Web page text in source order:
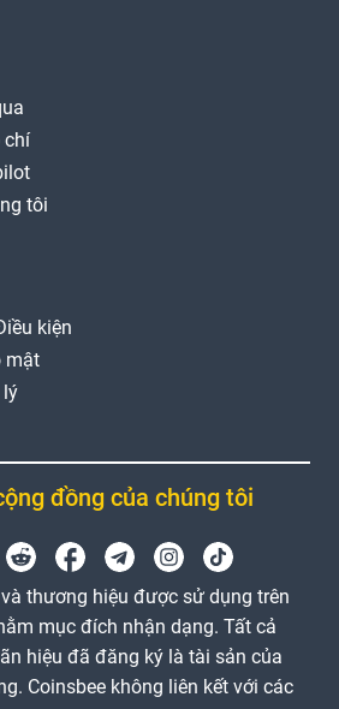
chí
tôi
kiện
mật
lý
đồng của chúng tôi
thương hiệu được sử dụng trên
mục đích nhận dạng. Tất cả
hiệu đã đăng ký là tài sản của
Coinsbee không liên kết với các